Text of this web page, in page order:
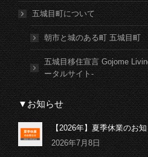
五城目町について
朝市と城のある町 五城目町
五城目移住宣言 Gojome
ータルサイト-
▼お知らせ
【2026年】夏季休業のお
2026年7月8日